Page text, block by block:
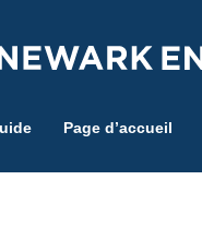
Page d’accueil